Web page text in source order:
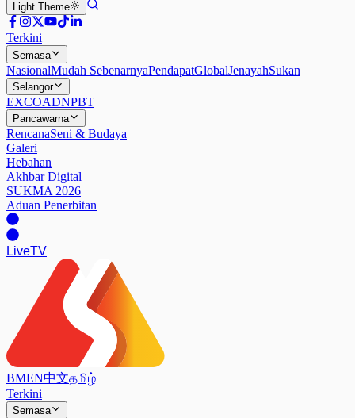
Light Theme
Terkini
Semasa
NasionalMudah SebenarnyaPendapatGlobalJenayahSukan
Selangor
EXCOADNPBT
Pancawarna
RencanaSeni & Budaya
Galeri
Hebahan
Akhbar Digital
SUKMA 2026
Aduan Penerbitan
LiveTV
BMEN中文தமிழ்
Terkini
Semasa